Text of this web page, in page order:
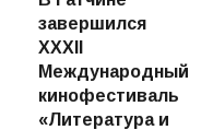
Навигация
по
записям
предыдущая
В Гатчине
завершился
XXXII
Международный